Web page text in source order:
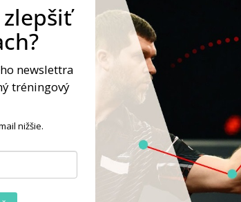
zlepšiť
newslettra
tréningový
nižšie.